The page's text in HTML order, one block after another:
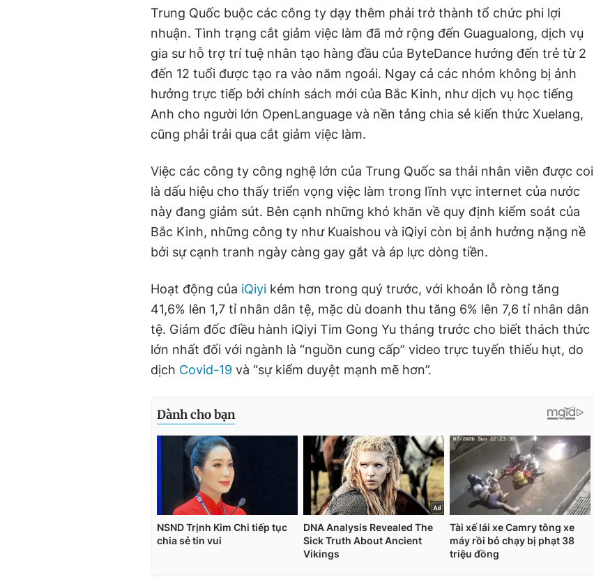
Trung Quốc buộc các công ty dạy thêm phải trở thành tổ chức phi lợi
nhuận. Tình trạng cắt giảm việc làm đã mở rộng đến Guagualong, dịch vụ
gia sư hỗ trợ trí tuệ nhân tạo hàng đầu của ByteDance hướng đến trẻ từ 2
đến 12 tuổi được tạo ra vào năm ngoái. Ngay cả các nhóm không bị ảnh
hưởng trực tiếp bởi chính sách mới của Bắc Kinh, như dịch vụ học tiếng
Anh cho người lớn OpenLanguage và nền tảng chia sẻ kiến ​​thức Xuelang,
cũng phải trải qua cắt giảm việc làm.
Việc các công ty công nghệ lớn của Trung Quốc sa thải nhân viên được coi
là dấu hiệu cho thấy triển vọng việc làm trong lĩnh vực internet của nước
này đang giảm sút. Bên cạnh những khó khăn về quy định kiểm soát của
Bắc Kinh, những công ty như Kuaishou và iQiyi còn bị ảnh hưởng nặng nề
bởi sự cạnh tranh ngày càng gay gắt và áp lực dòng tiền.
Hoạt động của iQiyi kém hơn trong quý trước, với khoản lỗ ròng tăng
41,6% lên 1,7 tỉ nhân dân tệ, mặc dù doanh thu tăng 6% lên 7,6 tỉ nhân dân
tệ. Giám đốc điều hành iQiyi Tim Gong Yu tháng trước cho biết thách thức
lớn nhất đối với ngành là “nguồn cung cấp” video trực tuyến thiếu hụt, do
dịch Covid-19 và “sự kiểm duyệt mạnh mẽ hơn”.